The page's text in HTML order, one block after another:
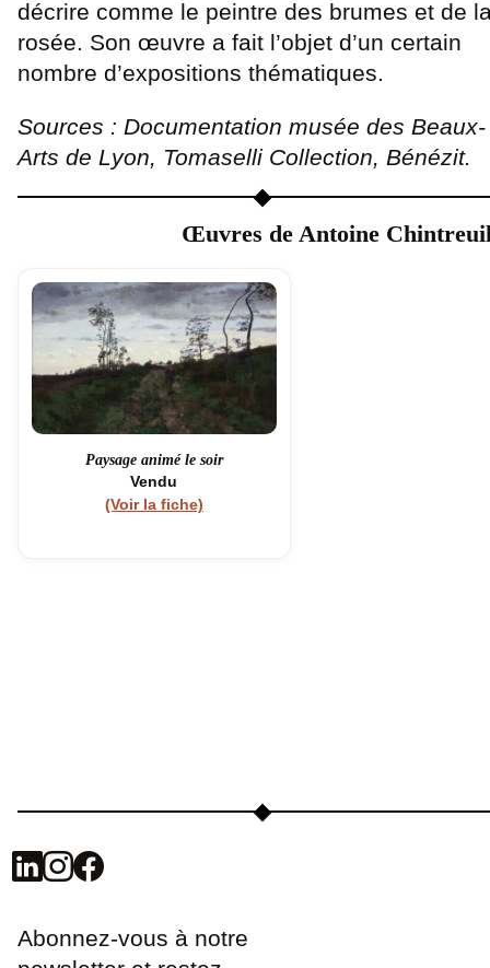
décrire comme le peintre des brumes et de
rosée. Son œuvre a fait l’objet d’un certain
nombre d’expositions thématiques.
Sources : Documentation musée des Beaux-
Arts de Lyon, Tomaselli Collection, Bénézit.
Œuvres de Antoine
Paysage animé le soir
Vendu
(Voir la fiche)
Abonnez-vous à notre